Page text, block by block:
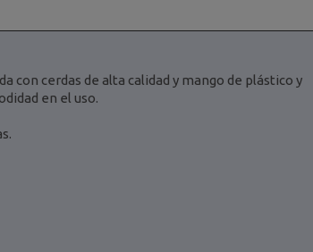
cerdas de alta calidad y mango de plástico y
en el uso.